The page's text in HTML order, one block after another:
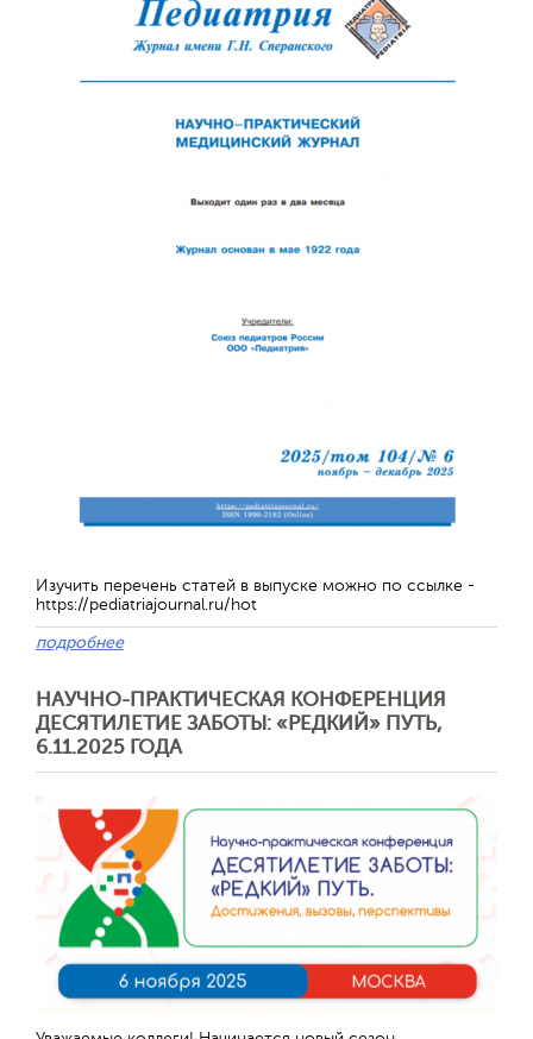
Изучить перечень статей в выпуске можно по ссылке -
https://pediatriajournal.ru/hot
подробнее
НАУЧНО-ПРАКТИЧЕСКАЯ КОНФЕРЕНЦИЯ
ДЕСЯТИЛЕТИЕ ЗАБОТЫ: «РЕДКИЙ» ПУТЬ,
6.11.2025 ГОДА
Отправить